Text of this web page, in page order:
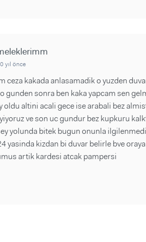
yıl önce
ceza kakada anlasamadik o yuzden
gunden sonra ben kaka yapcam sen
oldu altini acali gece ise arabali bez
ve son uc gundur bez kupkuru
yolunda bitek bugun onunla
yasinda kizdan bi duvar belirle bve
artik kardesi atcak pampersi